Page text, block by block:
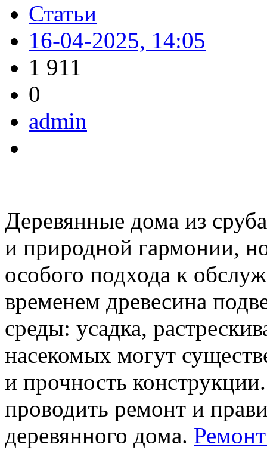
Статьи
16-04-2025, 14:05
1 911
0
admin
Деревянные дома из
и природной гармонии,
особого подхода к
временем древесина
среды: усадка,
насекомых могут
и прочность
проводить ремонт и
деревянного дома.